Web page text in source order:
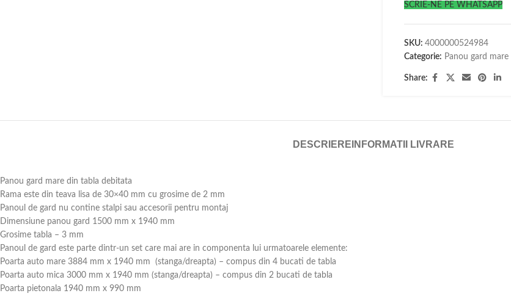
SCRIE-NE PE WHATSAPP
SKU: 4000000524984
Categorie: Panou gard mare
Share:
DESCRIERE INFORMATII LIVRARE
Panou gard mare din tabla debitata
Rama este din teava lisa de 30×40 mm cu grosime de 2 mm
Panoul de gard nu contine stalpi sau accesorii pentru montaj
Dimensiune panou gard 1500 mm x 1940 mm
Grosime tabla – 3 mm
Panoul de gard este parte dintr-un set care mai are in componenta lui urmatoarele elemente:
Poarta auto mare 3884 mm x 1940 mm (stanga/dreapta) – compus din 4 bucati de tabla
Poarta auto mica 3000 mm x 1940 mm (stanga/dreapta) – compus din 2 bucati de tabla
Poarta pietonala 1940 mm x 990 mm